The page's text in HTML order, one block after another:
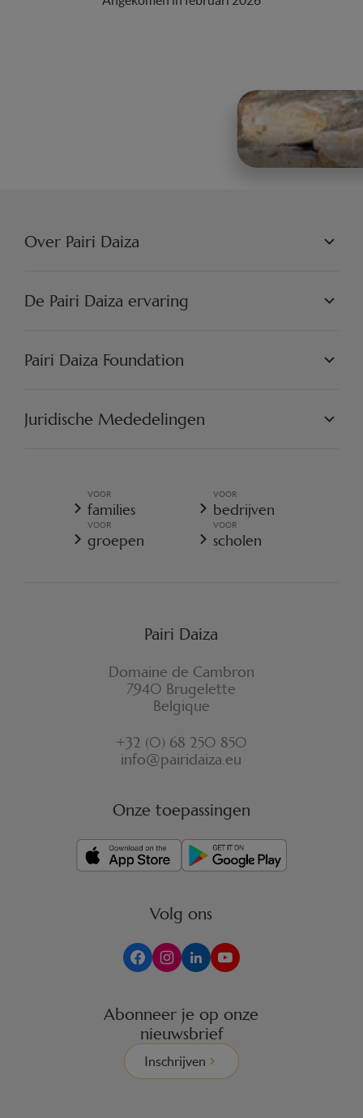
Over Pairi Daiza
FILOSOFIE
JOBS
ARTISTIEK
De Pairi Daiza ervaring
PAIRI DAIZA ERVARINGEN
PAIRI DAIZA RESORT
Pairi Daiza Foundation
DE PROJECTEN
ENGAGEER U
Juridische Mededelingen
ALGEMENE VERKOOPSVOORWAARDEN - RESORT
COOKIES-BELEID
REGLEMENT VAN PAIRI DAIZA
VERZEKERINGSVOORWAARDEN ANNULATIE
VOOR
families
VOOR
bedrijven
VOOR
groepen
VOOR
scholen
Pairi Daiza
Domaine de Cambron
7940 Brugelette
Belgique
+32 (0) 68 250 850
info@pairidaiza.eu
Onze toepassingen
Volg ons
Abonneer je op onze
nieuwsbrief
Inschrijven